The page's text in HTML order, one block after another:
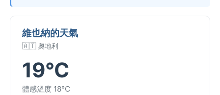
維也納的天氣
🇦🇹 奧地利
19°C
體感溫度 18°C